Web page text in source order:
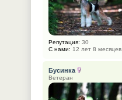
Репутация: 30
С нами: 12 лет 8 месяцев
Бусинка
Ветеран